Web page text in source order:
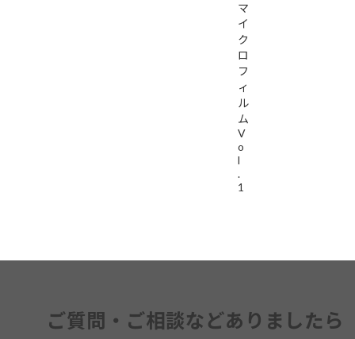
マ
イ
ク
ロ
フ
ィ
ル
ム
V
o
l
.
1
ご質問・ご相談などありましたら